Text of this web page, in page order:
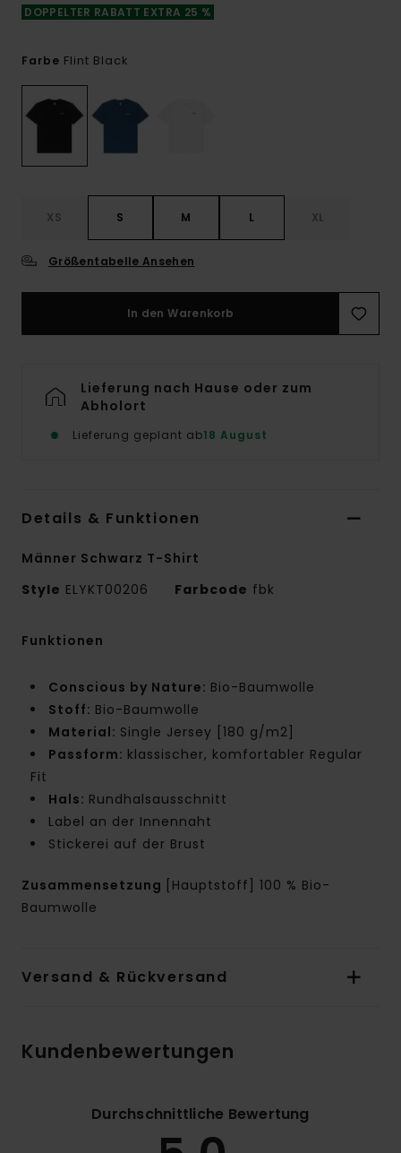
DOPPELTER RABATT EXTRA 25 %
Farbe Flint Black
XS S M L XL
Größentabelle Ansehen
In den Warenkorb
Lieferung nach Hause oder zum
Abholort
Lieferung geplant ab18 August
Details & Funktionen
Männer Schwarz T-Shirt
Style ELYKT00206 Farbcode fbk
Funktionen
Conscious by Nature: Bio-Baumwolle
Stoff: Bio-Baumwolle
Material: Single Jersey [180 g/m2]
Passform: klassischer, komfortabler Regular
Fit
Hals: Rundhalsausschnitt
Label an der Innennaht
Stickerei auf der Brust
Zusammensetzung
[Hauptstoff] 100 % Bio-
Baumwolle
Versand & Rückversand
Kundenbewertungen
Durchschnittliche Bewertung